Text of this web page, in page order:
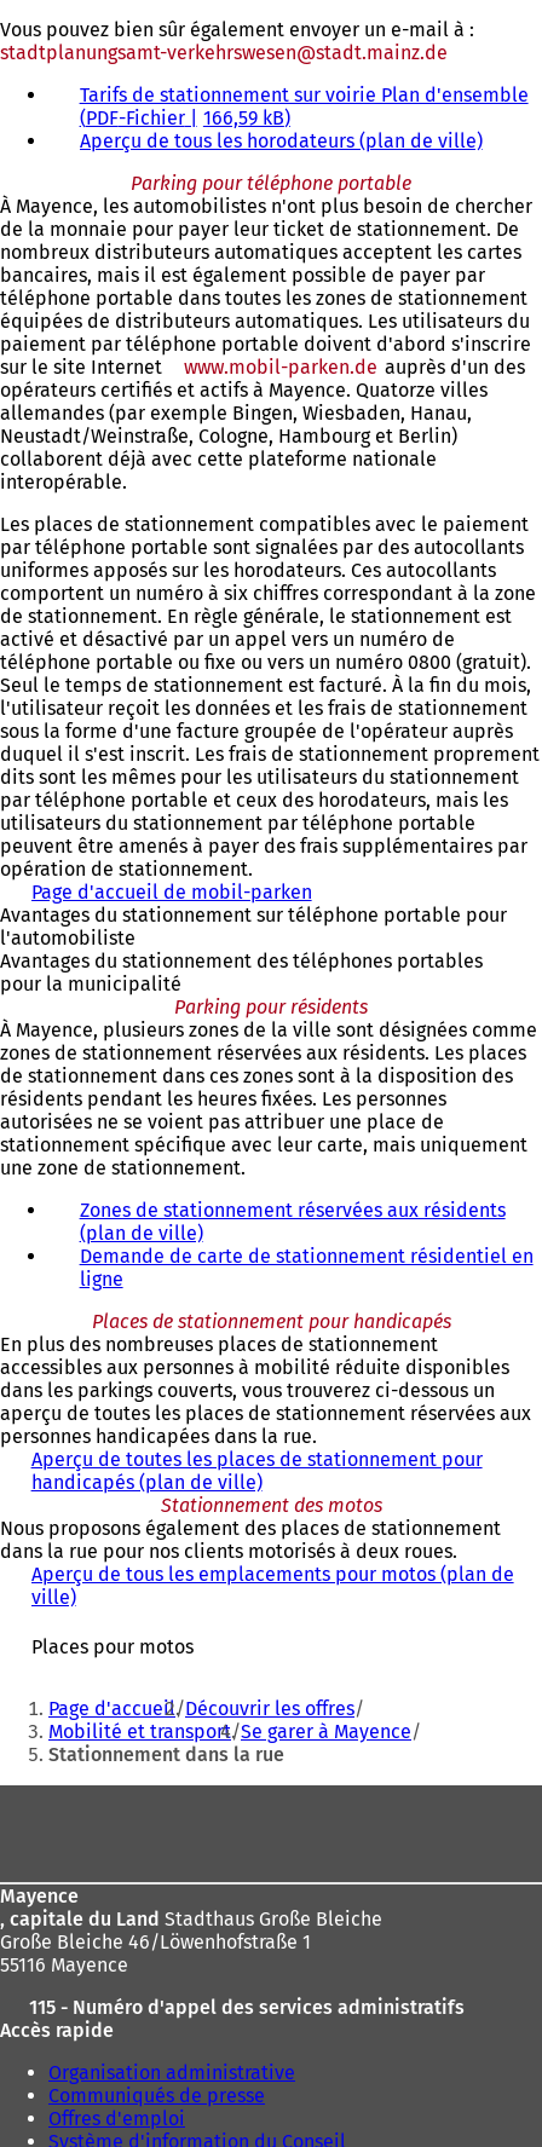
Vous pouvez bien sûr également envoyer un e-mail à :
stadtplanungsamt-verkehrswesen
stadt.mainz de
Tarifs de stationnement sur voirie Plan d'ensemble
PDF-Fichier
166,59 kB
Aperçu de tous les horodateurs (plan de ville)
Parking pour téléphone portable
À Mayence, les automobilistes n'ont plus besoin de chercher
de la monnaie pour payer leur ticket de stationnement. De
nombreux distributeurs automatiques acceptent les cartes
bancaires, mais il est également possible de payer par
téléphone portable dans toutes les zones de stationnement
équipées de distributeurs automatiques. Les utilisateurs du
paiement par téléphone portable doivent d'abord s'inscrire
sur le site Internet
www.mobil-parken.de (S'ouvre
dans
un
nouvel
onglet)
auprès d'un des
opérateurs certifiés et actifs à Mayence. Quatorze villes
allemandes (par exemple Bingen, Wiesbaden, Hanau,
Neustadt/Weinstraße, Cologne, Hambourg et Berlin)
collaborent déjà avec cette plateforme nationale
interopérable.
Les places de stationnement compatibles avec le paiement
par téléphone portable sont signalées par des autocollants
uniformes apposés sur les horodateurs. Ces autocollants
comportent un numéro à six chiffres correspondant à la zone
de stationnement. En règle générale, le stationnement est
activé et désactivé par un appel vers un numéro de
téléphone portable ou fixe ou vers un numéro 0800 (gratuit).
Seul le temps de stationnement est facturé. À la fin du mois,
l'utilisateur reçoit les données et les frais de stationnement
sous la forme d'une facture groupée de l'opérateur auprès
duquel il s'est inscrit. Les frais de stationnement proprement
dits sont les mêmes pour les utilisateurs du stationnement
par téléphone portable et ceux des horodateurs, mais les
utilisateurs du stationnement par téléphone portable
peuvent être amenés à payer des frais supplémentaires par
opération de stationnement.
Page d'accueil de mobil-parken
S
o
v
r
e
d
a
n
s
n
u
l
o
n
g
l
e
t
Avantages du stationnement sur téléphone portable pour
l'automobiliste
Avantages du stationnement des téléphones portables
pour la municipalité
Parking pour résidents
À Mayence, plusieurs zones de la ville sont désignées comme
zones de stationnement réservées aux résidents. Les places
de stationnement dans ces zones sont à la disposition des
résidents pendant les heures fixées. Les personnes
autorisées ne se voient pas attribuer une place de
stationnement spécifique avec leur carte, mais uniquement
une zone de stationnement.
Zones de stationnement réservées aux résidents
(plan de ville)
Demande de carte de stationnement résidentiel en
ligne
Places de stationnement pour handicapés
En plus des nombreuses places de stationnement
accessibles aux personnes à mobilité réduite disponibles
dans les parkings couverts, vous trouverez ci-dessous un
aperçu de toutes les places de stationnement réservées aux
personnes handicapées dans la rue.
Aperçu de toutes les places de stationnement pour
handicapés (plan de ville)
Stationnement des motos
Nous proposons également des places de stationnement
dans la rue pour nos clients motorisés à deux roues.
Aperçu de tous les emplacements pour motos (plan de
ville)(
'
v
r
e
d
n
n
o
u
e
l
n
g
l
Places pour motos
Vous
êtes
ici
:
Page d'accueil Découvrir les offres
Mobilité et transport Se garer à Mayence
Stationnement dans la rue
Mayence
, capitale du Land Stadthaus Große Bleiche
Große Bleiche 46/Löwenhofstraße 1
55116 Mayence
115 - Numéro d'appel des services administratifs
Accès rapide
Organisation administrative
Communiqués de presse
Offres d'emploi
Système d'information du Conseil